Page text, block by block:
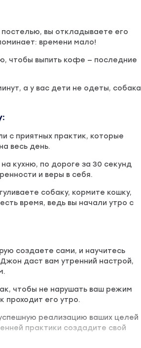
постелью, вы откладываете его
времени мало!
чтобы выпить кофе — последние
а у вас дети не одеты, собака
с приятных практик, которые
весь день.
кухню, по дороге за 30 секунд
и веры в себя.
собаку, кормите кошку,
время, ведь вы начали утро с
создаете сами, и научитесь
даст вам утренний настрой,
чтобы не нарушать ваш режим
проходит его утро.
реализацию ваших целей
практики создадите свой